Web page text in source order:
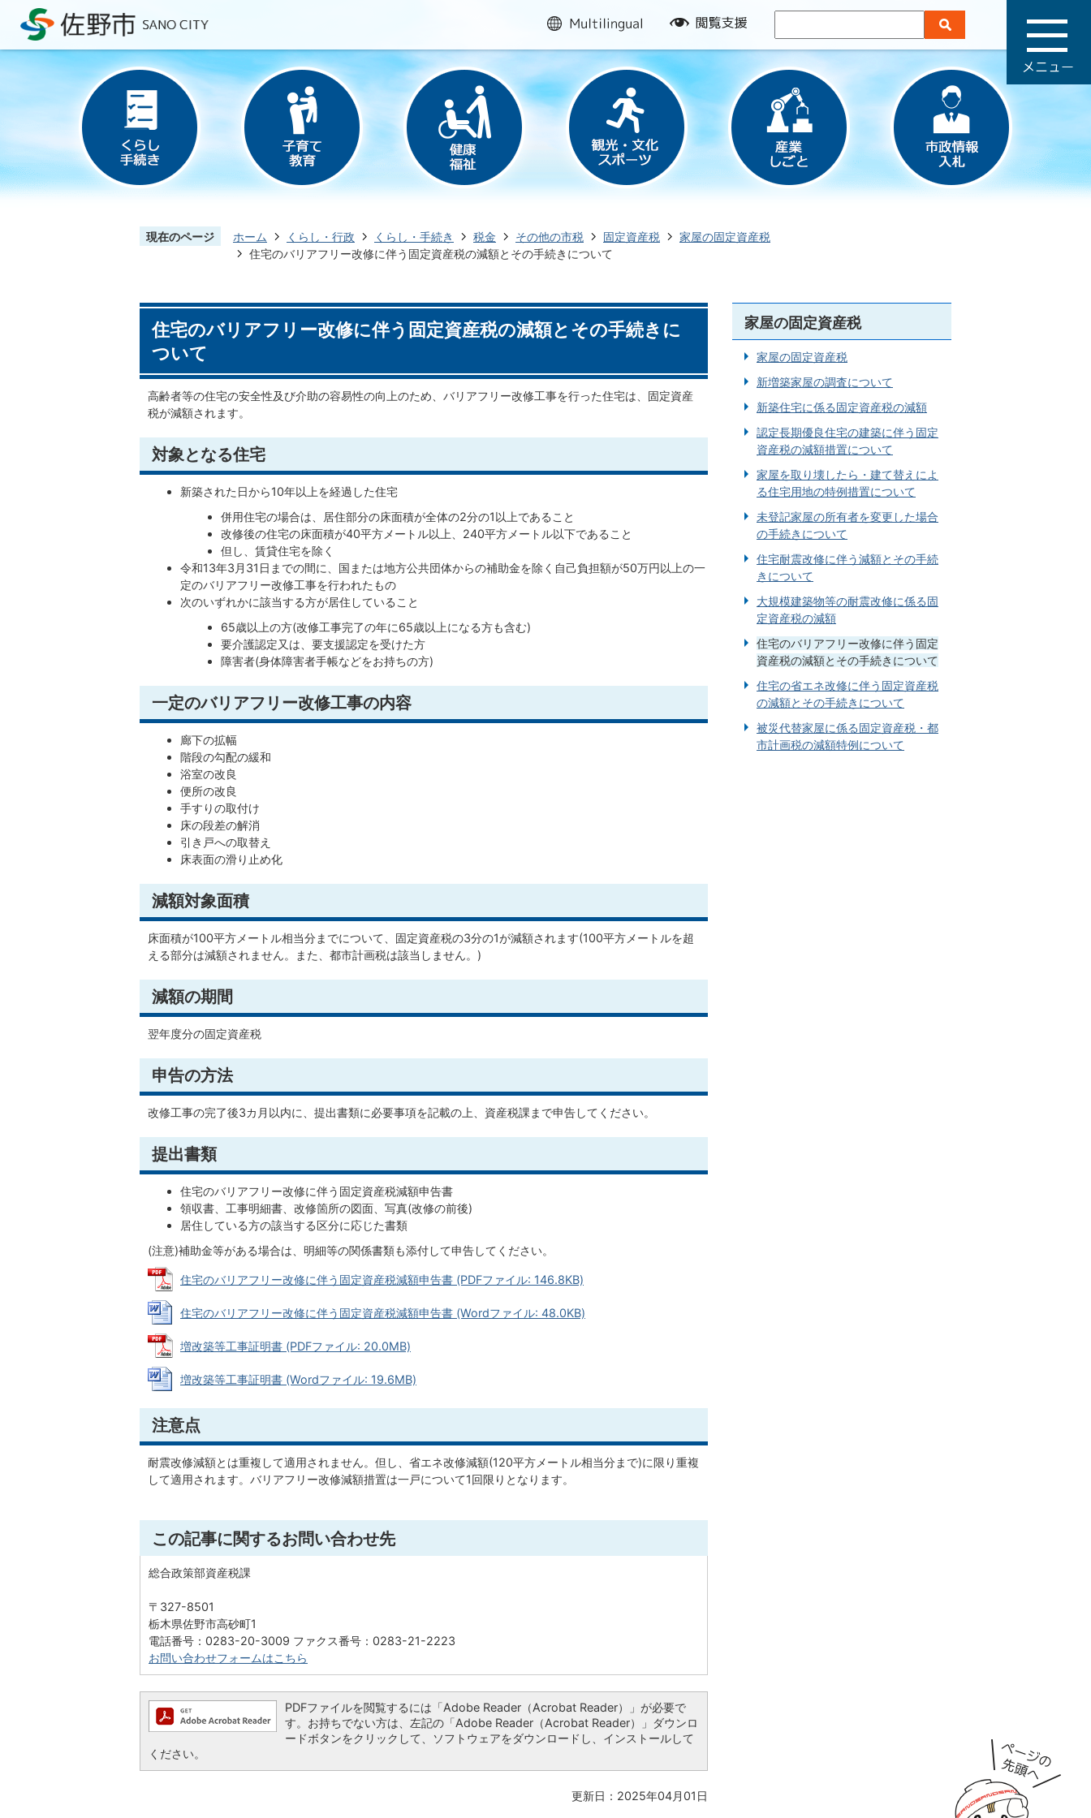
multilingual
閲
援
現在のページ ホーム くらし・行政 くらし・手続き 税金 その他の市税 固定資産税
家屋の固定資産税
住宅のバリアフリー改修に伴う固定資産税の減額とその手続きについて
住宅のバリアフリー改修に伴う固定資産税の減額とその手続きに
ついて
高齢者等の住宅の安全性及び介助の容易性の向上のため、バリアフリー改修工事を行った住宅は、固定資産
税が減額されます。
対象となる住宅
新築された日から10年以上を経過した住宅
併用住宅の場合は、居住部分の床面積が全体の2分の1以上であること
改修後の住宅の床面積が40平方メートル以上、240平方メートル以下であること
但し、賃貸住宅を除く
令和13年3月31日までの間に、国または地方公共団体からの補助金を除く自己負担額が50万円以上の一
定のバリアフリー改修工事を行われたもの
次のいずれかに該当する方が居住していること
65歳以上の方(改修工事完了の年に65歳以上になる方も含む)
要介護認定又は、要支援認定を受けた方
障害者(身体障害者手帳などをお持ちの方)
一定のバリアフリー改修工事の内容
廊下の拡幅
階段の勾配の緩和
浴室の改良
便所の改良
手すりの取付け
床の段差の解消
引き戸への取替え
床表面の滑り止め化
減額対象面積
床面積が100平方メートル相当分までについて、固定資産税の3分の1が減額されます(100平方メートルを超
える部分は減額されません。また、都市計画税は該当しません。)
減額の期間
翌年度分の固定資産税
申告の方法
改修工事の完了後3カ月以内に、提出書類に必要事項を記載の上、資産税課まで申告してください。
提出書類
住宅のバリアフリー改修に伴う固定資産税減額申告書
領収書、工事明細書、改修箇所の図面、写真(改修の前後)
居住している方の該当する区分に応じた書類
(注意)補助金等がある場合は、明細等の関係書類も添付して申告してください。
住宅のバリアフリー改修に伴う固定資産税減額申告書 (PDFファイル: 146.8KB)
住宅のバリアフリー改修に伴う固定資産税減額申告書 (Wordファイル: 48.0KB)
増改築等工事証明書 (PDFファイル: 20.0MB)
増改築等工事証明書 (Wordファイル: 19.6MB)
注意点
耐震改修減額とは重複して適用されません。但し、省エネ改修減額(120平方メートル相当分まで)に限り重複
して適用されます。バリアフリー改修減額措置は一戸について1回限りとなります。
この記事に関するお問い合わせ先
総合政策部資産税課
〒327-8501
栃木県佐野市高砂町1
電話番号：0283-20-3009 ファクス番号：0283-21-2223
お問い合わせフォームはこちら
PDFファイルを閲覧するには「Adobe Reader（Acrobat Reader）」が必要で
す。お持ちでない方は、左記の「Adobe Reader（Acrobat Reader）」ダウンロ
ードボタンをクリックして、ソフトウェアをダウンロードし、インストールして
ください。
更新日：2025年04月01日
家屋の固定資産税
家屋の固定資産税
新増築家屋の調査について
新築住宅に係る固定資産税の減額
認定長期優良住宅の建築に伴う固定
資産税の減額措置について
家屋を取り壊したら・建て替えによ
る住宅用地の特例措置について
未登記家屋の所有者を変更した場合
の手続きについて
住宅耐震改修に伴う減額とその手続
きについて
大規模建築物等の耐震改修に係る固
定資産税の減額
住宅のバリアフリー改修に伴う固定
資産税の減額とその手続きについて
住宅の省エネ改修に伴う固定資産税
の減額とその手続きについて
被災代替家屋に係る固定資産税・都
市計画税の減額特例について